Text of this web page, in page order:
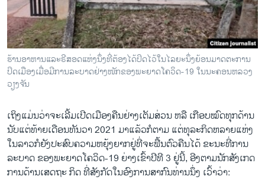
ທຸລະກິດ
ພາສາອັງກິດ
ວີດີໂອ
ສຽງ
ລາຍງານ
ພາສາຕ່າງໆ
ຮ້ານ​ອາ​ຫານ​ແລະ​ຣີ​ສອດ​ແຫ່ງ​ນຶ່ງ​ທີ່​ຕ້ອງ​ໄດ້​ປິດ​ໄວ້ໃນ​ໄລ​ຍະ​ນຶ່ງ​ຍ້ອນ​ມາດ​ຕະ​ການ​
ປິດ​ເມືອງ​ເມື່ອມີ​​ການ​ລະ​ບາດ​ຢ່າງ​ໜັກຂອງ​ພະ​ຍາດ​ໂຄວິດ-19 ໃນ​ນະ​ຄອນ​ຫລວງ
ວຽງ​ຈັນ
ເຖິງແມ່ນວ່າຈະເລີ້ມເປີດເມືອງຄືນຢ່າງເຕັມສ່ວນ ຫລື ເກືອບໝົດທຸກດ້ານ
ນັບແຕ່ທ້າຍເດືອນທັນວາ 2021 ມາແລ້ວກໍຕາມ ແຕ່​ທຸລະກິດຫລາຍແຫ່ງ
ໃນ​ລາວກໍຍັງປະສົບຄວາມຫຍຸ້ງຍາກຢູ່ທີ່ຈະຟື້ນຕົວຄືນໄດ້ ຂະນະທີ່ການ
ລະບາດ ຂອງພະຍາດໂຄວິດ-19 ຍ່າງເຂົ້າປີທີ 3 ຢູ່ນີ້, ອີງຕາມນັກສັງເກດ
ການດ້ານເສດຖະ ກິດ ທີ່ສັງ​ກັດ​ໃນອົງການສາກົນທ່ານນຶ່ງ ເວົ້າວ່າ: